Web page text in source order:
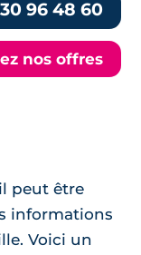
96 48 60
nos offres
peut être
informations
Voici un